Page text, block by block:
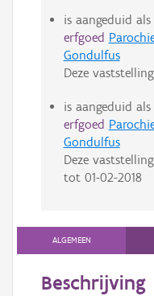
is aangeduid als
erfgoed
Gondulfus
Deze vaststelling
is aangeduid als
erfgoed
Gondulfus
Deze vaststelling
tot 01-02-2018
ALGEMEEN
Beschrijving